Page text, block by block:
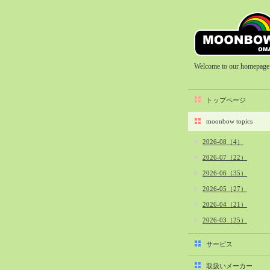
Welcome to our homepage
トップページ
moonbow topics
2026-08（4）
2026-07（22）
2026-06（35）
2026-05（27）
2026-04（21）
2026-03（25）
2026-02（22）
2025-12（34）
サービス
取扱いメーカー